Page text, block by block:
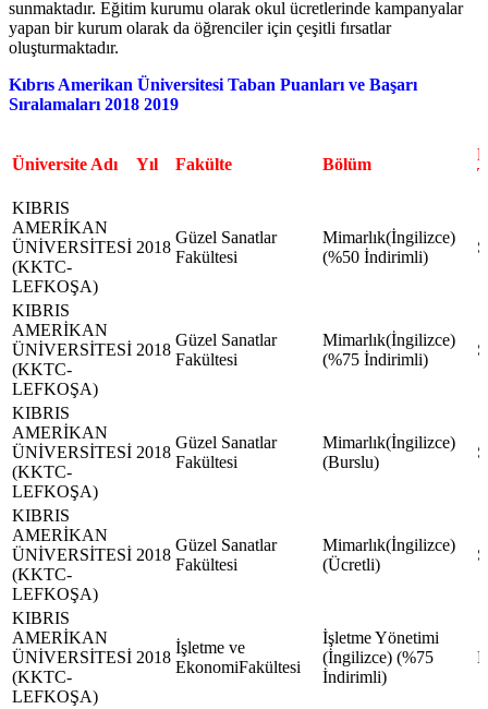
sunmaktadır. Eğitim kurumu olarak okul ücretlerinde kampanyalar
yapan bir kurum olarak da öğrenciler için çeşitli fırsatlar
oluşturmaktadır.
Kıbrıs Amerikan Üniversitesi Taban Puanları ve Başarı
Sıralamaları 2018 2019
Üniversite Adı Yıl Fakülte Bölüm
KIBRIS
AMERİKAN
ÜNİVERSİTESİ
(KKTC-
LEFKOŞA)
2018
Güzel Sanatlar
Fakültesi
Mimarlık(İngilizce)
(%50 İndirimli)
KIBRIS
AMERİKAN
ÜNİVERSİTESİ
(KKTC-
LEFKOŞA)
2018
Güzel Sanatlar
Fakültesi
Mimarlık(İngilizce)
(%75 İndirimli)
KIBRIS
AMERİKAN
ÜNİVERSİTESİ
(KKTC-
LEFKOŞA)
2018
Güzel Sanatlar
Fakültesi
Mimarlık(İngilizce)
(Burslu)
KIBRIS
AMERİKAN
ÜNİVERSİTESİ
(KKTC-
LEFKOŞA)
2018
Güzel Sanatlar
Fakültesi
Mimarlık(İngilizce)
(Ücretli)
KIBRIS
AMERİKAN
ÜNİVERSİTESİ
(KKTC-
LEFKOŞA)
2018
İşletme ve
EkonomiFakültesi
İşletme Yönetimi
(İngilizce) (%75
İndirimli)